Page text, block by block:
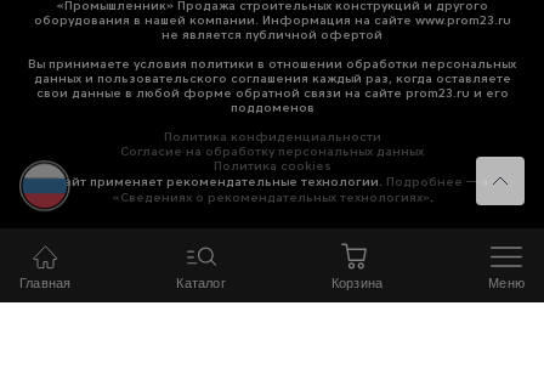
«Промышленник» Продажа строительных конструкций и другого
оборудования в нашей компании. Информация на сайте www.prom23.ru
не является публичной офертой
Вы принимаете условия политики в отношении обработки персональных
данных и пользовательского соглашения каждый раз, когда оставляете
свои данные в любой форме обратной связи на сайте prom23.ru и его
поддоменов
Политика конфиденциальности
Согласие на обработку персональных данных
Политика cookies
Сайт применяет рекомендательные технологии. Подробнее — в
«Сведениях о рекомендательных технологиях».
Главная Каталог Корзина Меню